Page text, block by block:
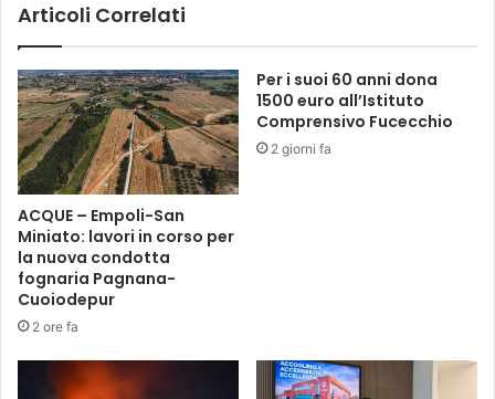
9
h
,
e
c
c
o
l
n
u
o
v
C
Articoli Correlati
ACQUE – Empoli-San
Miniato: lavori in corso per
la nuova condotta
fognaria Pagnana-
Cuoiodepur
2 ore fa
Per i suoi 60 anni dona
1500 euro all’Istituto
Comprensivo Fucecchio
2 giorni fa